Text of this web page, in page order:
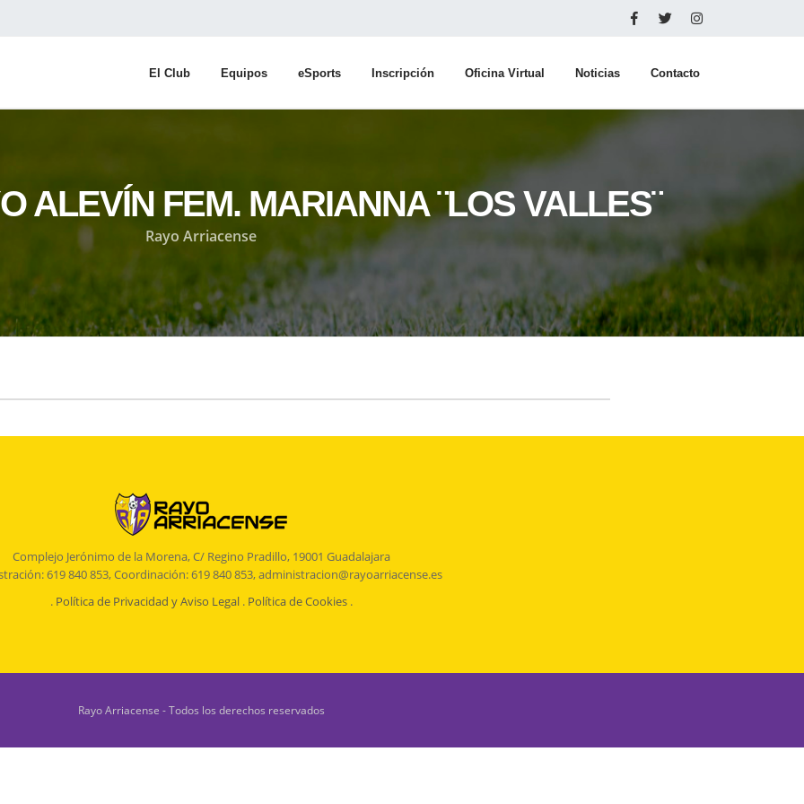
El Club Equipos eSports Inscripción Oficina Virtual Noticias Contacto
ALEVÍN FEM. MARIANNA ¨LOS VALLES¨
Rayo Arriacense
Complejo Jerónimo de la Morena, C/ Regino Pradillo, 19001 Guadalajara
619 840 853, Coordinación: 619 840 853, administracion@rayoarriacense.es
. Política de Privacidad y Aviso Legal. Política de Cookies.
Rayo Arriacense - Todos los derechos reservados